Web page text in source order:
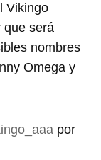
Vikingo
que será
nombres
Omega y
por